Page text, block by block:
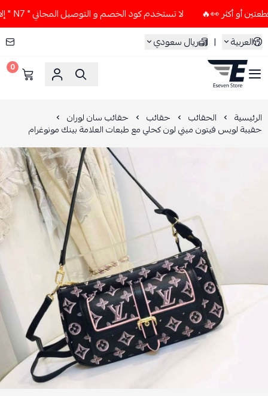
لا تستخدم كود الخصم و التوصيل المجاني " N7 " إلا إذا طلبت قطعتين أو أكثر 👀🔥
العربية
| ريال سعودي
ESEVEN STORE
0
الرئيسية الحقائب حقائب حقائب سان لوران
حقيبة لويس فيتون ميني لون كحلي مع طبعات العلامة بينك مونوغرام